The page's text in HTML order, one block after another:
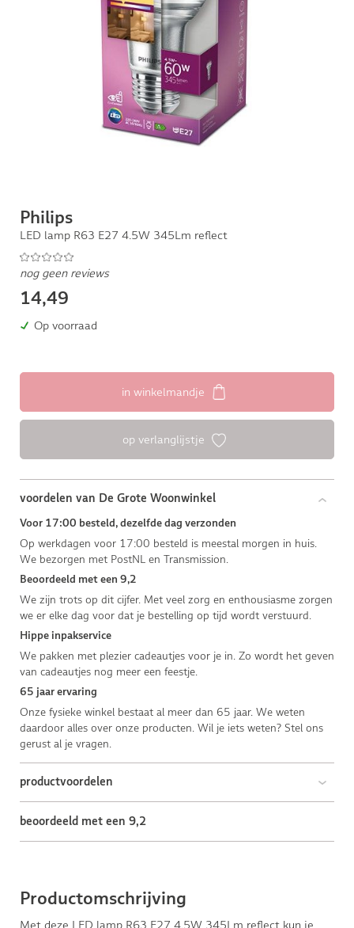
Philips
LED lamp R63 E27 4.5W 345Lm reflect
nog geen reviews
14,49
Op voorraad
in winkelmandje
op verlanglijstje
voordelen van De Grote Woonwinkel
Voor 17:00 besteld, dezelfde dag verzonden
Op werkdagen voor 17:00 besteld is meestal morgen in huis.
We bezorgen met PostNL en Transmission.
Beoordeeld met een 9,2
We zijn trots op dit cijfer. Met veel zorg en enthousiasme zorgen
we er elke dag voor dat je bestelling op tijd wordt verstuurd.
Hippe inpakservice
We pakken met plezier cadeautjes voor je in. Zo wordt het geven
van cadeautjes nog meer een feestje.
65 jaar ervaring
Onze fysieke winkel bestaat al meer dan 65 jaar. We weten
daardoor alles over onze producten. Wil je iets weten? Stel ons
gerust al je vragen.
productvoordelen
beoordeeld met een 9,2
Productomschrijving
Met deze LED lamp R63 E27 4.5W 345Lm reflect kun je